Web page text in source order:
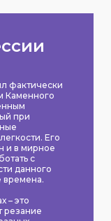
фактически
Каменного
при
Его
и в мирное
с
данного
времена.
– это
резание